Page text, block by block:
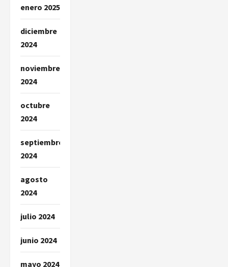
enero 2025
diciembre
2024
noviembre
2024
octubre
2024
septiembre
2024
agosto
2024
julio 2024
junio 2024
mayo 2024